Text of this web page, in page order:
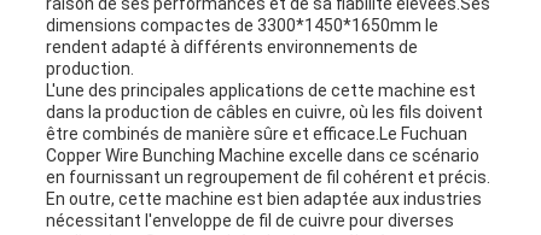
raison de ses performances et de sa fiabilité élevées.Ses
dimensions compactes de 3300*1450*1650mm le
rendent adapté à différents environnements de
production.
L'une des principales applications de cette machine est
dans la production de câbles en cuivre, où les fils doivent
être combinés de manière sûre et efficace.Le Fuchuan
Copper Wire Bunching Machine excelle dans ce scénario
en fournissant un regroupement de fil cohérent et précis.
En outre, cette machine est bien adaptée aux industries
nécessitant l'enveloppe de fil de cuivre pour diverses